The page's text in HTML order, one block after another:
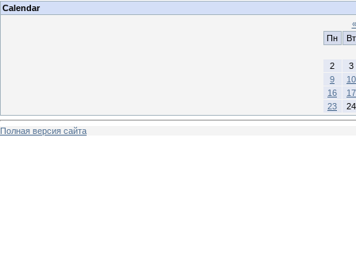
Calendar
«
Пн
Вт
2
3
9
10
16
17
23
24
Полная версия сайта